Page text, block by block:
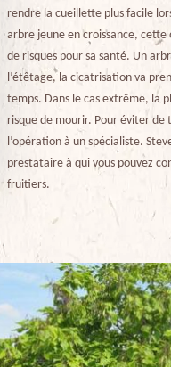
rendre la cueillette plus facile
arbre jeune en croissance,
de risques pour sa santé. Un
l’étêtage, la cicatrisation va
temps. Dans le cas extrême, la
risque de mourir. Pour éviter de
l’opération à un spécialiste.
prestataire à qui vous pouvez
fruitiers.